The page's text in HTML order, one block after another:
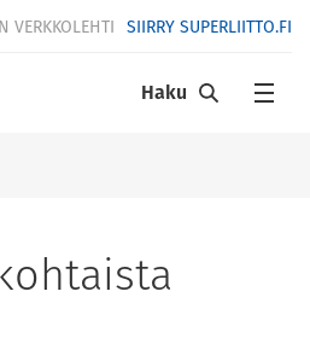
VERKKOLEHTI SIIRRY SUPERLIITTO.FI
Haku